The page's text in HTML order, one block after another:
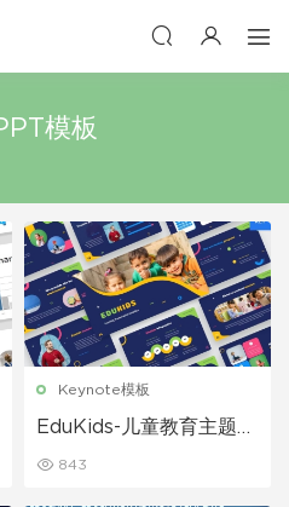
模板
Keynote模板
EduKids-儿童教育主题演
843